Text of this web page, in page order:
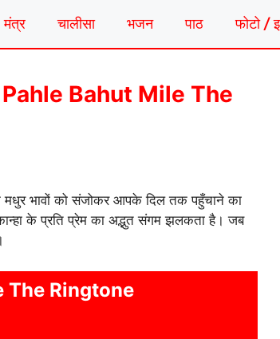
मंत्र चालीसा भजन पाठ फोटो /
Pahle Bahut Mile The
मधुर भावों को संजोकर आपके दिल तक पहुँचाने का
के प्रति प्रेम का अद्भुत संगम झलकता है। जब
The Ringtone